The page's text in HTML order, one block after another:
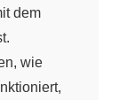
dem
wie